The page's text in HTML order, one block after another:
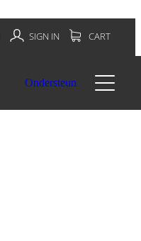
SIGN IN CART
Ondersteun